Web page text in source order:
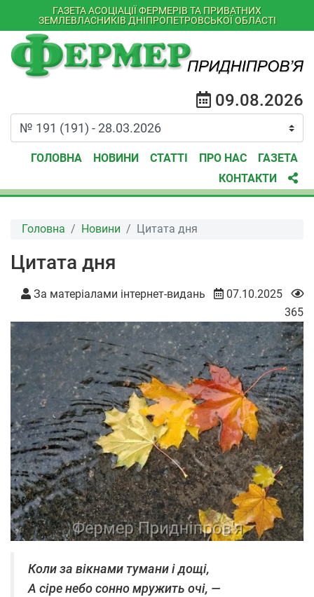
ГАЗЕТА АСОЦІАЦІЇ ФЕРМЕРІВ ТА ПРИВАТНИХ
ЗЕМЛЕВЛАСНИКІВ ДНІПРОПЕТРОВСЬКОЇ ОБЛАСТІ
09.08.2026
ГОЛОВНА НОВИНИ СТАТТІ ПРО НАС
ГАЗЕТА
КОНТАКТИ
Головна Новини Цитата дня
Цитата дня
За матеріалами інтернет-видань
07.10.2025
365
Коли за вікнами тумани і дощі,
А сіре небо сонно мружить очі, —